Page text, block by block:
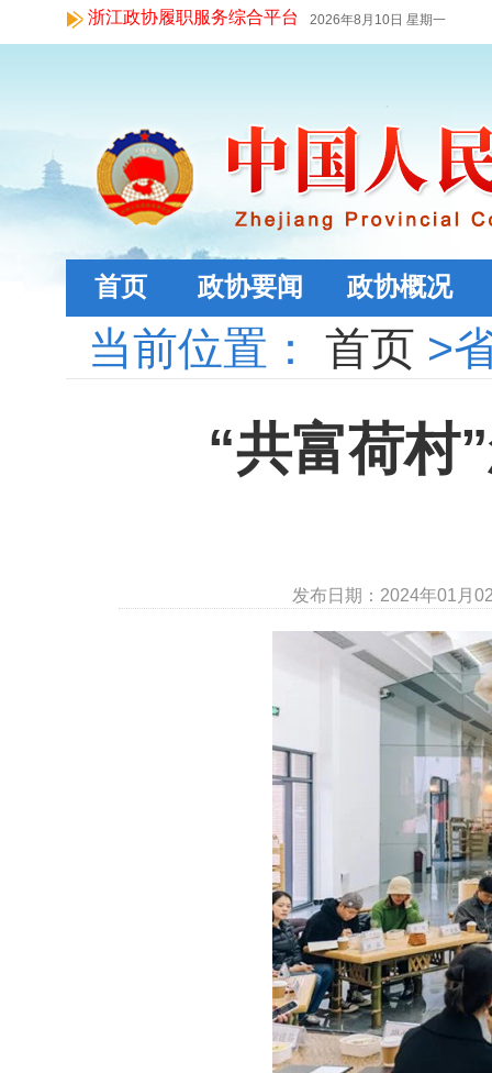
浙江政协履职服务综合平台 2026年8月10日 星期一
首页 政协要闻 政协概况
当前位置： 首页 >
“共富荷村
发布日期：2024年01月